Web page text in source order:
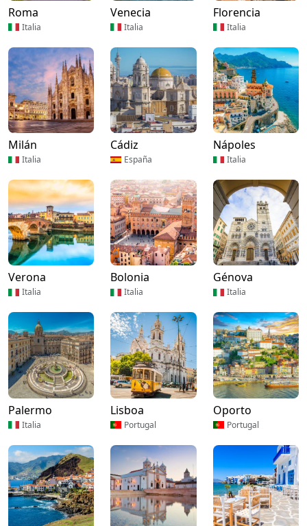
Roma
Italia
Venecia
Italia
Florencia
Italia
Milán
Italia
Cádiz
España
Nápoles
Italia
Verona
Italia
Bolonia
Italia
Génova
Italia
Palermo
Italia
Lisboa
Portugal
Oporto
Portugal